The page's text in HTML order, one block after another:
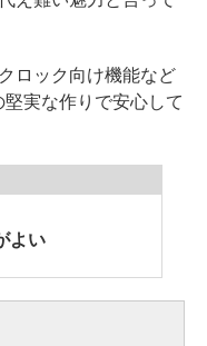
ロック向け機能など
実な作りで安心して
よい